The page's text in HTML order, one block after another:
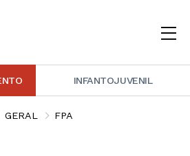
INFANTOJUVENIL
GERAL FPA